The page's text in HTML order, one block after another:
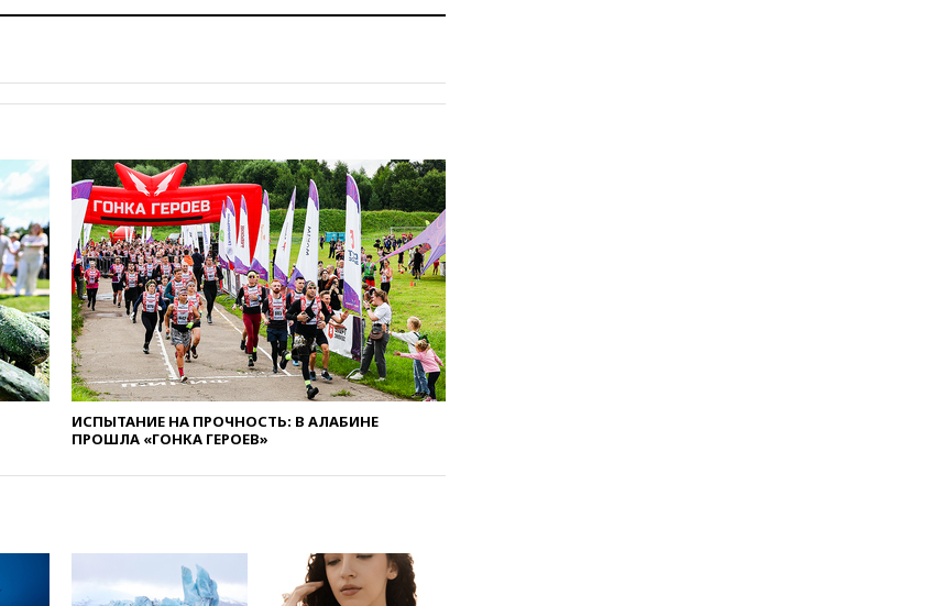
09:25Ильский НПЗ на Кубани
08:57Собянин сообщил о
девяти БПЛА, сбитых на
подлете к Москве
08:42Силы ПВО сбили почти
400 БПЛА над российскими
регионами
08:16Лукашенко призвал
белорусов покупать избы в
селах
07:30Нигерия стала
крупнейшим поставщиком
авиатоплива в Европу
присутствие в Сеуте на фоне
миграционного кризиса
ИСПЫТАНИЕ НА ПРОЧНОСТЬ: В АЛАБИНЕ
ПРОШЛА «ГОНКА ГЕРОЕВ»